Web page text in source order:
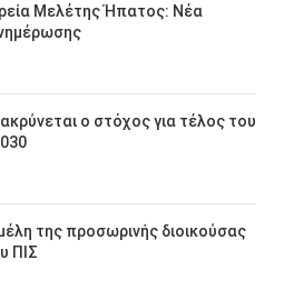
Μελέτης Ήπατος: Νέα
ο στόχος για τέλος του
της προσωρινής διοικούσας
ΠΙΣ